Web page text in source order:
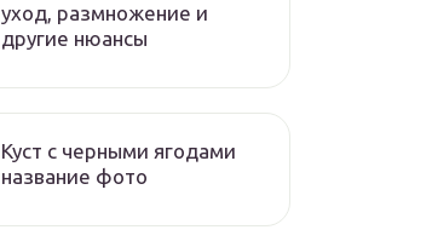
уход, размножение и
другие нюансы
Куст с черными ягодами
название фото